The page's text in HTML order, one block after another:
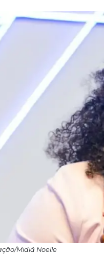
Midiã Noelle